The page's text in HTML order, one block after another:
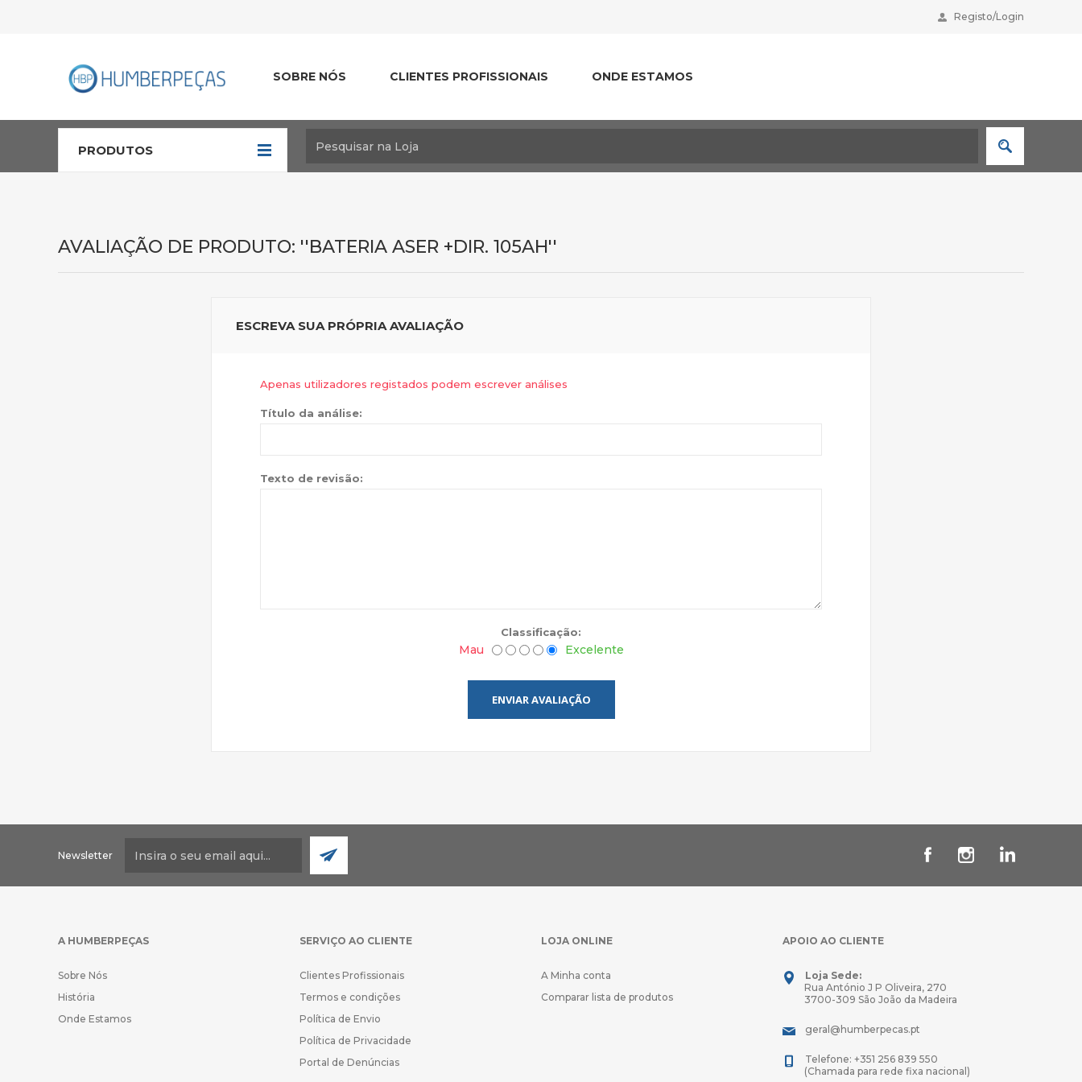
Registo/Login
SOBRE NÓS CLIENTES PROFISSIONAIS ONDE ESTAMOS
PRODUTOS
AVALIAÇÃO DE PRODUTO: BATERIA ASER +DIR. 105AH
ESCREVA SUA PRÓPRIA AVALIAÇÃO
Apenas utilizadores registados podem escrever análises
Título da análise:
Texto de revisão:
Classificação:
Mau Excelente
ENVIAR AVALIAÇÃO
Newsletter
A HUMBERPEÇAS
Sobre Nós
História
Onde Estamos
SERVIÇO AO CLIENTE
Clientes Profissionais
Termos e condições
Política de Envio
Política de Privacidade
Portal de Denúncias
LOJA ONLINE
A Minha conta
Comparar lista de produtos
APOIO AO CLIENTE
Loja Sede:
Rua António J P Oliveira, 270
3700-309 São João da Madeira
geral@humberpecas.pt
Telefone: +351 256 839 550
(Chamada para rede fixa nacional)